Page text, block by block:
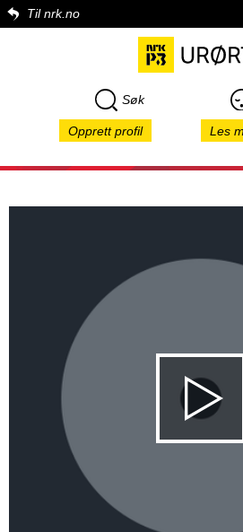
Til nrk.no
Søk
Opprett profil Les